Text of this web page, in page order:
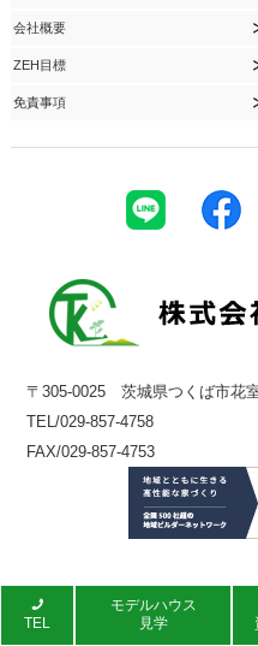
会社概要
ZEH目標
免責事項
〒305-0025 茨城県つくば市花
TEL/029-857-4758
FAX/029-857-4753
TEL
モデルハウス
見学